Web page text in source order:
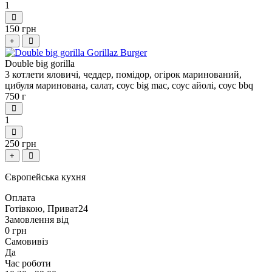
1
150 грн
+
Double big gorilla
3 котлети яловичі, чеддер, помідор, огірок маринований,
цибуля маринована, салат, соус big mac, соус айолі, соус bbq
750 г
1
250 грн
+
Європейська кухня
Оплата
Готівкою, Приват24
Замовлення від
0 грн
Самовивіз
Да
Час роботи